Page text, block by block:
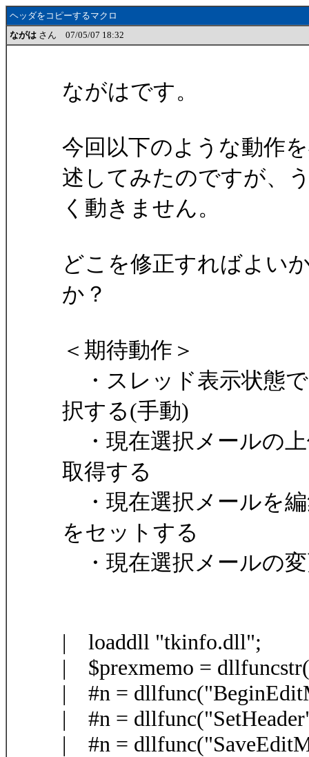
ヘッダをコピーするマクロ
ながは さん 07/05/07 18:32
ながはです。
今回以下のような動作
述してみたのですが、
く動きません。
どこを修正すればよい
か？
＜期待動作＞
・スレッド表示状態
択する(手動)
・現在選択メールの
取得する
・現在選択メールを編
をセットする
・現在選択メールの
| loaddll "tkinfo.dll";
| $prexmemo =
| #n =
| #n =
| #n =